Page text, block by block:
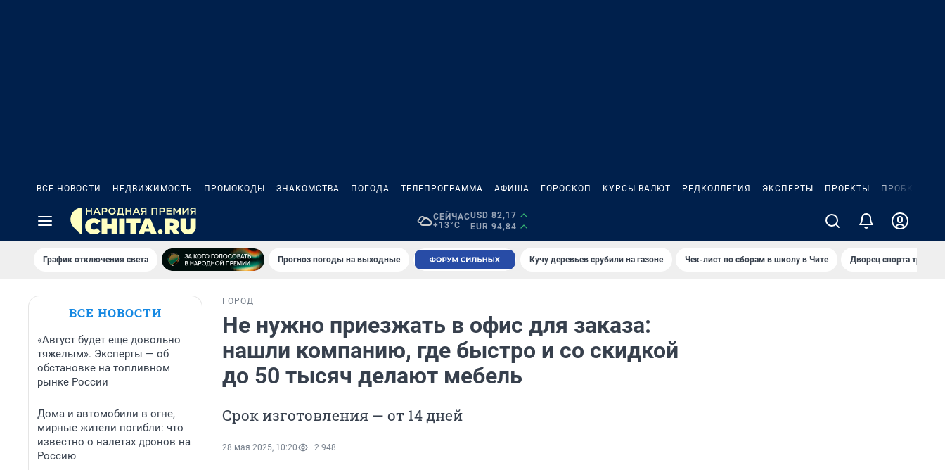
ВСЕ НОВОСТИ НЕДВИЖИМОСТЬ ПРОМОКОДЫ ЗНАКОМСТВА ПОГОДА ТЕЛЕПРОГРАММА АФИША ГОРОСКОП КУРСЫ ВАЛЮТ РЕДКОЛЛЕГИЯ ЭКСПЕРТЫ ПРОЕКТЫ ПРОБКИ
СЕЙЧАС
+13°C
USD 82,17
EUR 94,84
График отключения света Прогноз погоды на выходные Кучу деревьев срубили на газоне Чек-лист по сборам в школу в Чите Дворец спорта
ВСЕ НОВОСТИ
«Август будет еще довольно
тяжелым». Эксперты — об
обстановке на топливном
рынке России
Дома и автомобили в огне,
мирные жители погибли: что
известно о налетах дронов на
Россию
ГОРОД
Не нужно приезжать в офис для заказа:
нашли компанию, где быстро и со скидкой
до 50 тысяч делают мебель
Срок изготовления — от 14 дней
28 мая 2025, 10:20 2 948